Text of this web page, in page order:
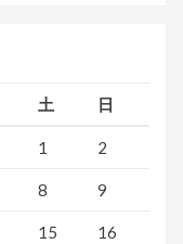
土 日
1 2
8 9
15 16